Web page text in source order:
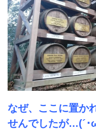
なぜ、ここに置か
せんでしたが…(´･